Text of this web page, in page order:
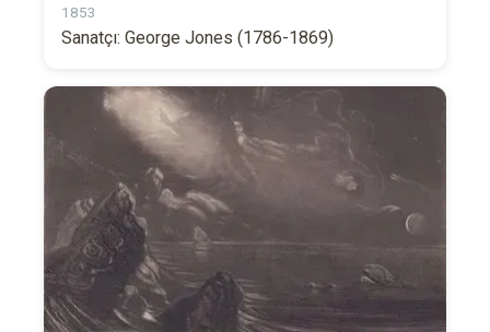
1853
Sanatçı: George Jones (1786-1869)